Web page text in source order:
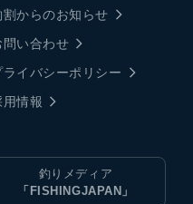
割からのお知らせ
問い合わせ
ライバシーポリシー
用情報
釣りメディア
「FISHINGJAPAN」